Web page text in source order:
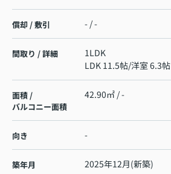
償却 / 敷引 - / -
間取り / 詳細
1LDK
LDK 11.5帖/洋室 6.3帖
面積 /
バルコニー面積
42.90㎡ / -
向き -
築年月 2025年12月(新築)